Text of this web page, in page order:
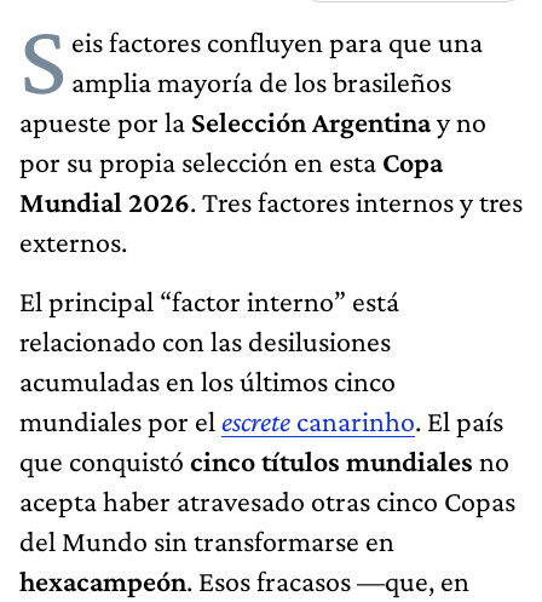
S eis factores confluyen para que una
amplia mayoría de los brasileños
apueste por la Selección Argentinay no
por su propia selección en esta Copa
Mundial 2026. Tres factores internos y tres
externos.
El principal “factor interno” está
relacionado con las desilusiones
acumuladas en los últimos cinco
mundiales por el escrete canarinho. El país
que conquistó cinco títulos mundiales no
acepta haber atravesado otras cinco Copas
del Mundo sin transformarse en
hexacampeón. Esos fracasos —que, en